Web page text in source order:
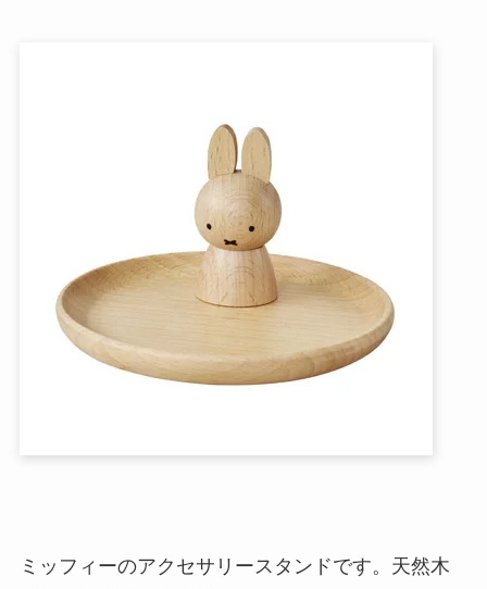
ミッフィーのアクセサリースタンドです。天然木